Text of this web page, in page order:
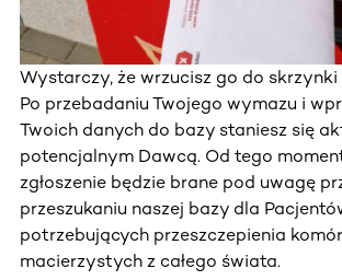
Wystarczy, że wrzucisz go do skrzynki
Po przebadaniu Twojego wymazu i
Twoich danych do bazy staniesz się
potencjalnym Dawcą. Od tego
zgłoszenie będzie brane pod uwagę
przeszukaniu naszej bazy dla
potrzebujących przeszczepienia
macierzystych z całego świata.